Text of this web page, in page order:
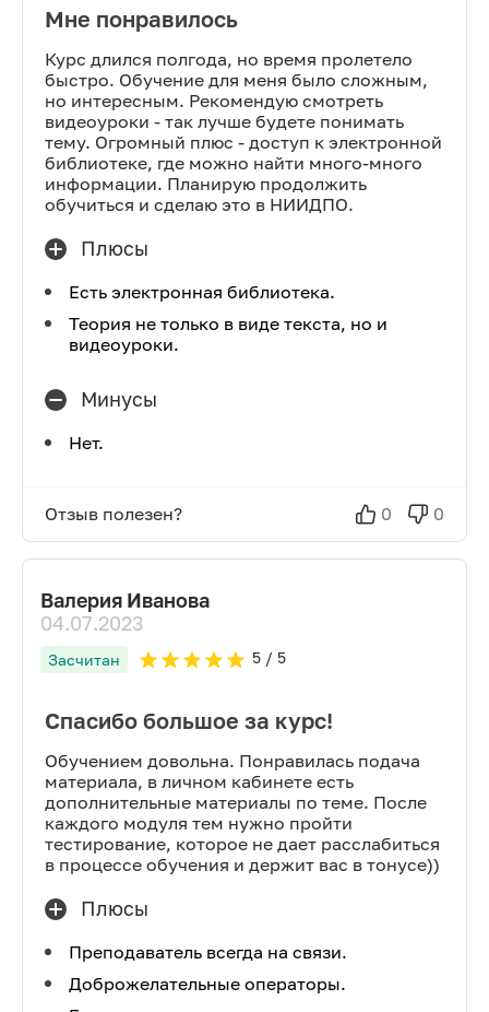
Мне понравилось
Курс длился полгода, но время пролетело
быстро. Обучение для меня было сложным,
но интересным. Рекомендую смотреть
видеоуроки - так лучше будете понимать
тему. Огромный плюс - доступ к электронной
библиотеке, где можно найти много-много
информации. Планирую продолжить
обучиться и сделаю это в НИИДПО.
Плюсы
Есть электронная библиотека.
Теория не только в виде текста, но и
видеоуроки.
Минусы
Нет.
Отзыв полезен? 0 0
Валерия Иванова
04.07.2023
Засчитан 5/ 5
Спасибо большое за курс!
Обучением довольна. Понравилась подача
материала, в личном кабинете есть
дополнительные материалы по теме. После
каждого модуля тем нужно пройти
тестирование, которое не дает расслабиться
в процессе обучения и держит вас в тонусе))
Плюсы
Преподаватель всегда на связи.
Доброжелательные операторы.